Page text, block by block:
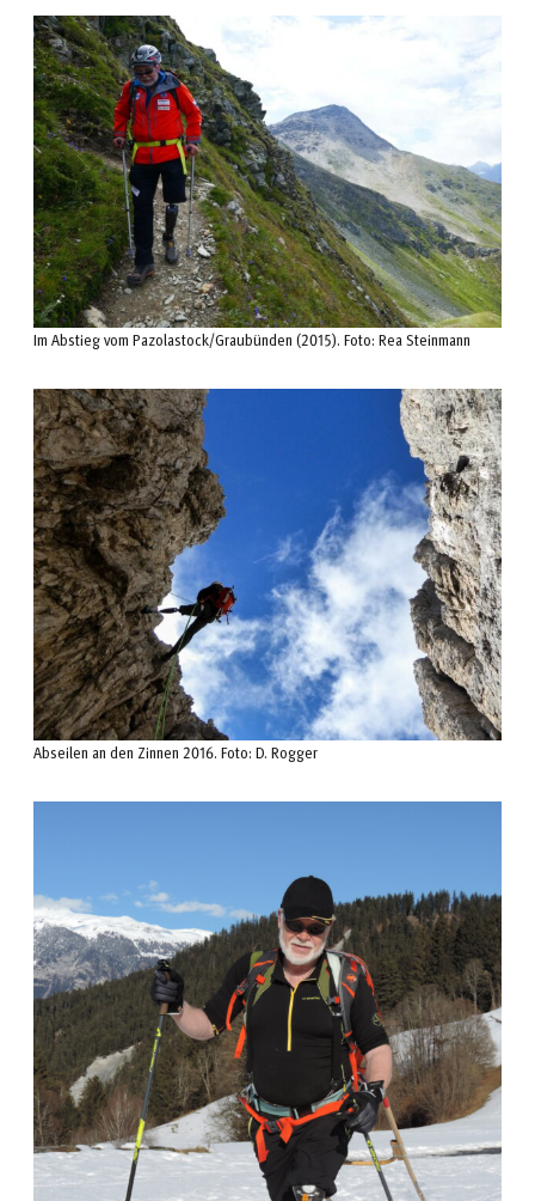
Im Abstieg vom Pazolastock/Graubünden (2015). Foto: Rea Steinmann
Abseilen an den Zinnen 2016. Foto: D. Rogger